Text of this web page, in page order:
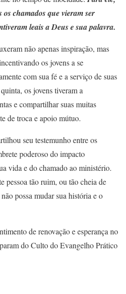
chamados que vieram ser
leais a Deus e sua palavra.
não apenas inspiração, mas
os jovens a se
com sua fé e a serviço de suas
os jovens tiveram a
e compartilhar suas muitas
de troca e apoio mútuo.
seu testemunho entre os
poderoso do impacto
vida e do chamado ao ministério.
pessoa tão ruim, ou tão cheia de
possa mudar sua história e o
de renovação e esperança no
do Culto do Evangelho Prático